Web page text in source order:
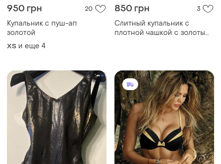
950 грн 20
Купальник с пуш-ап
золотой
ХS и еще 4
850 грн 3
Слитный купальник с
плотной чашкой с золотым